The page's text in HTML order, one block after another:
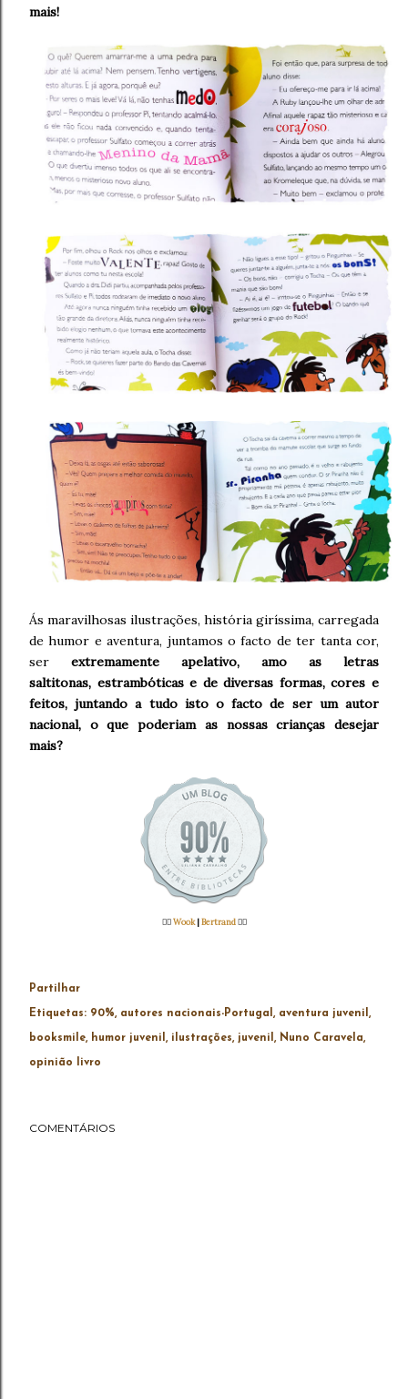
mais!
Ás maravilhosas ilustrações, história giríssima, carregada
de humor e aventura, juntamos o facto de ter tanta cor,
ser extremamente apelativo, amo as letras
saltitonas, estrambóticas e de diversas formas, cores e
feitos, juntando a tudo isto o facto de ser um autor
nacional, o que poderiam as nossas crianças desejar
mais?
👉🏻Wook|Bertrand👈🏻
Partilhar
Etiquetas: 90% autores nacionais-Portugal aventura juvenil
booksmile humor juvenil ilustrações juvenil Nuno Caravela
opinião livro
COMENTÁRIOS